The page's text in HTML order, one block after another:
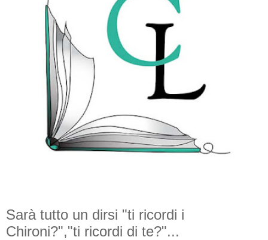
Sarà tutto un dirsi "ti ricordi i
Chironi?","ti ricordi di te?"...